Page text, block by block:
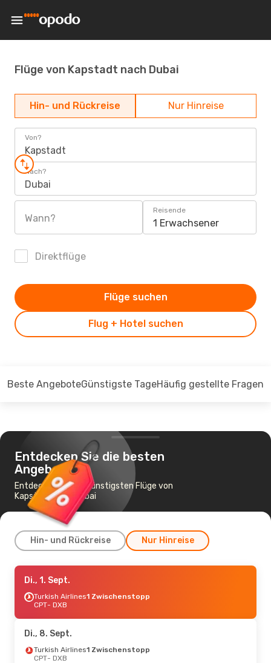
Flüge von Kapstadt nach Dubai
Hin- und Rückreise Nur Hinreise
Von?
Kapstadt
Nach?
Dubai
Wann?
Reisende
1 Erwachsener
Direktflüge
Flug + Hotel suchen
Flüge suchen
Beste AngeboteGünstigste TageHäufig gestellte Fragen
Entdecken Sie die besten
Angebote
Entdecken Sie die günstigsten Flüge von
Kapstadt nach Dubai
Hin- und Rückreise Nur Hinreise
Di., 8. Sept.
Qatar Airways
1 Zwischenstopp
Qatar Airways
1 Zwischenstopp
DXB - CPT
Di., 1. Sept.
Turkish Airlines1 Zwischenstopp
CPT- DXB
Di., 8. Sept.
Turkish Airlines1 Zwischenstopp
CPT- DXB